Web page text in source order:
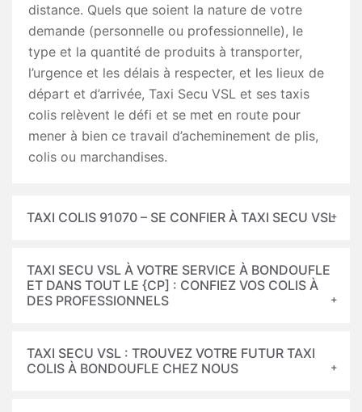
distance. Quels que soient la nature de votre
demande (personnelle ou professionnelle), le
type et la quantité de produits à transporter,
l’urgence et les délais à respecter, et les lieux de
départ et d’arrivée, Taxi Secu VSL et ses taxis
colis relèvent le défi et se met en route pour
mener à bien ce travail d’acheminement de plis,
colis ou marchandises.
TAXI COLIS 91070 – SE CONFIER À TAXI SECU VSL
TAXI SECU VSL À VOTRE SERVICE À BONDOUFLE
ET DANS TOUT LE {CP] : CONFIEZ VOS COLIS À
DES PROFESSIONNELS
TAXI SECU VSL : TROUVEZ VOTRE FUTUR TAXI
COLIS À BONDOUFLE CHEZ NOUS